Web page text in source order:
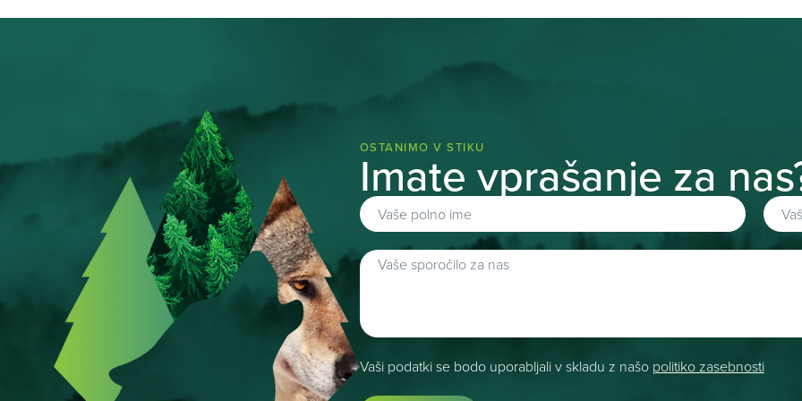
OSTANIMO V STIKU
Imate vprašanje za
Vaši podatki se bodo uporabljali v skladu z našo politiko zasebnosti